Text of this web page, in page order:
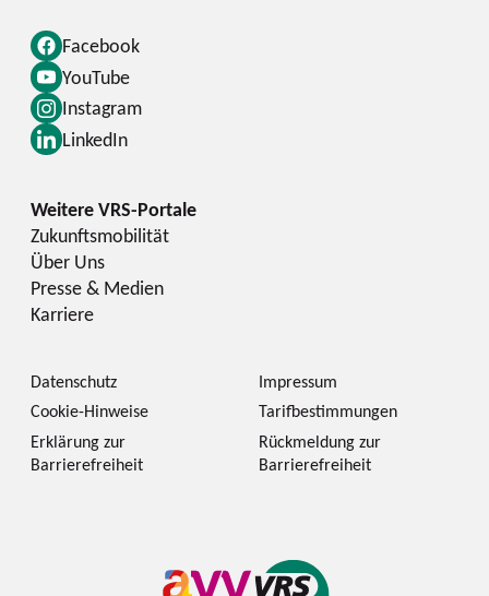
Facebook
YouTube
Instagram
LinkedIn
Zukunftsmobilität
Über Uns
Presse & Medien
Karriere
Datenschutz
Impressum
Cookie-Hinweise
Tarifbestimmungen
Erklärung zur
Barrierefreiheit
Rückmeldung zur
Barrierefreiheit